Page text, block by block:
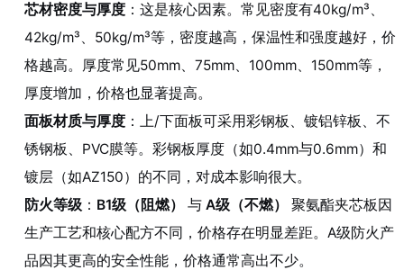
芯材密度与厚度：这是核心因素。常见密度有40kg/m³、
42kg/m³、50kg/m³等，密度越高，保温性和强度越好，价
格越高。厚度常见50mm、75mm、100mm、150mm等，
厚度增加，价格也显著提高。
面板材质与厚度：上/下面板可采用彩钢板、镀铝锌板、不
锈钢板、PVC膜等。彩钢板厚度（如0.4mm与0.6mm）和
镀层（如AZ150）的不同，对成本影响很大。
防火等级： B1级（阻燃） 与 A级（不燃）
聚氨酯夹芯板因
生产工艺和核心配方不同，价格存在明显差距。A级防火产
品因其更高的安全性能，价格通常高出不少。